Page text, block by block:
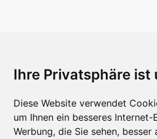
Ihre Privatsphäre ist
Diese Website verwendet
um Ihnen ein besseres
Werbung, die Sie sehen,